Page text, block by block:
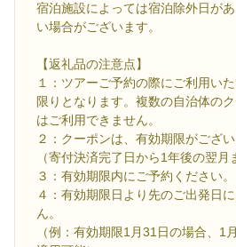
宿泊施設によっては宿泊除外日が
い場合がございます。
【返礼品の注意点】
１：ツアーご予約の際にご利用い
限りとなります。複数の自治体の
はご利用できません。
２：クーポンは、有効期限がござい
（寄付決済完了日から1年後の翌月
３：有効期限内にご予約ください。
４：有効期限日より先のご出発日
ん。
（例：有効期限1月31日の場合、1